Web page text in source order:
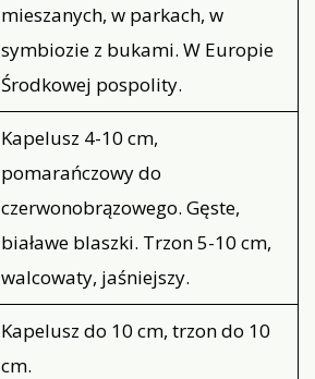
mieszanych, w parkach, w
symbiozie z bukami. W Europie
Środkowej pospolity.
Kapelusz 4-10 cm,
pomarańczowy do
czerwonobrązowego. Gęste,
białawe blaszki. Trzon 5-10 cm,
walcowaty, jaśniejszy.
Kapelusz do 10 cm, trzon do 10
cm.